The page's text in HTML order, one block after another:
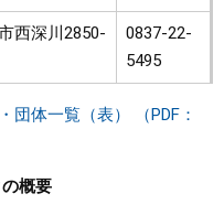
西深川2850-
0837-22-
5495
団体一覧（表） （PDF：
概要